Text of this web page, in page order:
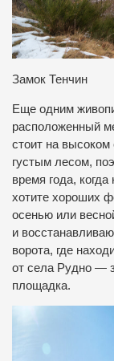
Замок Тенчин
Еще одним
расположенный
стоит на
густым лесом,
время года,
хотите хороших
осенью или
и
ворота, где
от села Рудно —
площадка.